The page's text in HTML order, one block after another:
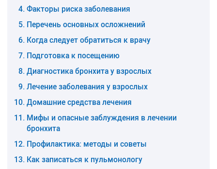
Факторы риска заболевания
Перечень основных осложнений
Когда следует обратиться к врачу
Подготовка к посещению
Диагностика бронхита у взрослых
Лечение заболевания у взрослых
Домашние средства лечения
Мифы и опасные заблуждения в лечении
бронхита
Профилактика: методы и советы
Как записаться к пульмонологу